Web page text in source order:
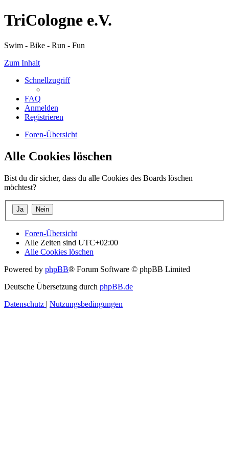
TriCologne e.V.
Swim - Bike - Run - Fun
Zum Inhalt
Schnellzugriff
FAQ
Anmelden
Registrieren
Foren-Übersicht
Alle Cookies löschen
Bist du dir sicher, dass du alle Cookies des Boards löschen
möchtest?
Foren-Übersicht
Alle Zeiten sind UTC+02:00
Alle Cookies löschen
Powered by phpBB® Forum Software © phpBB Limited
Deutsche Übersetzung durch phpBB.de
Datenschutz | Nutzungsbedingungen